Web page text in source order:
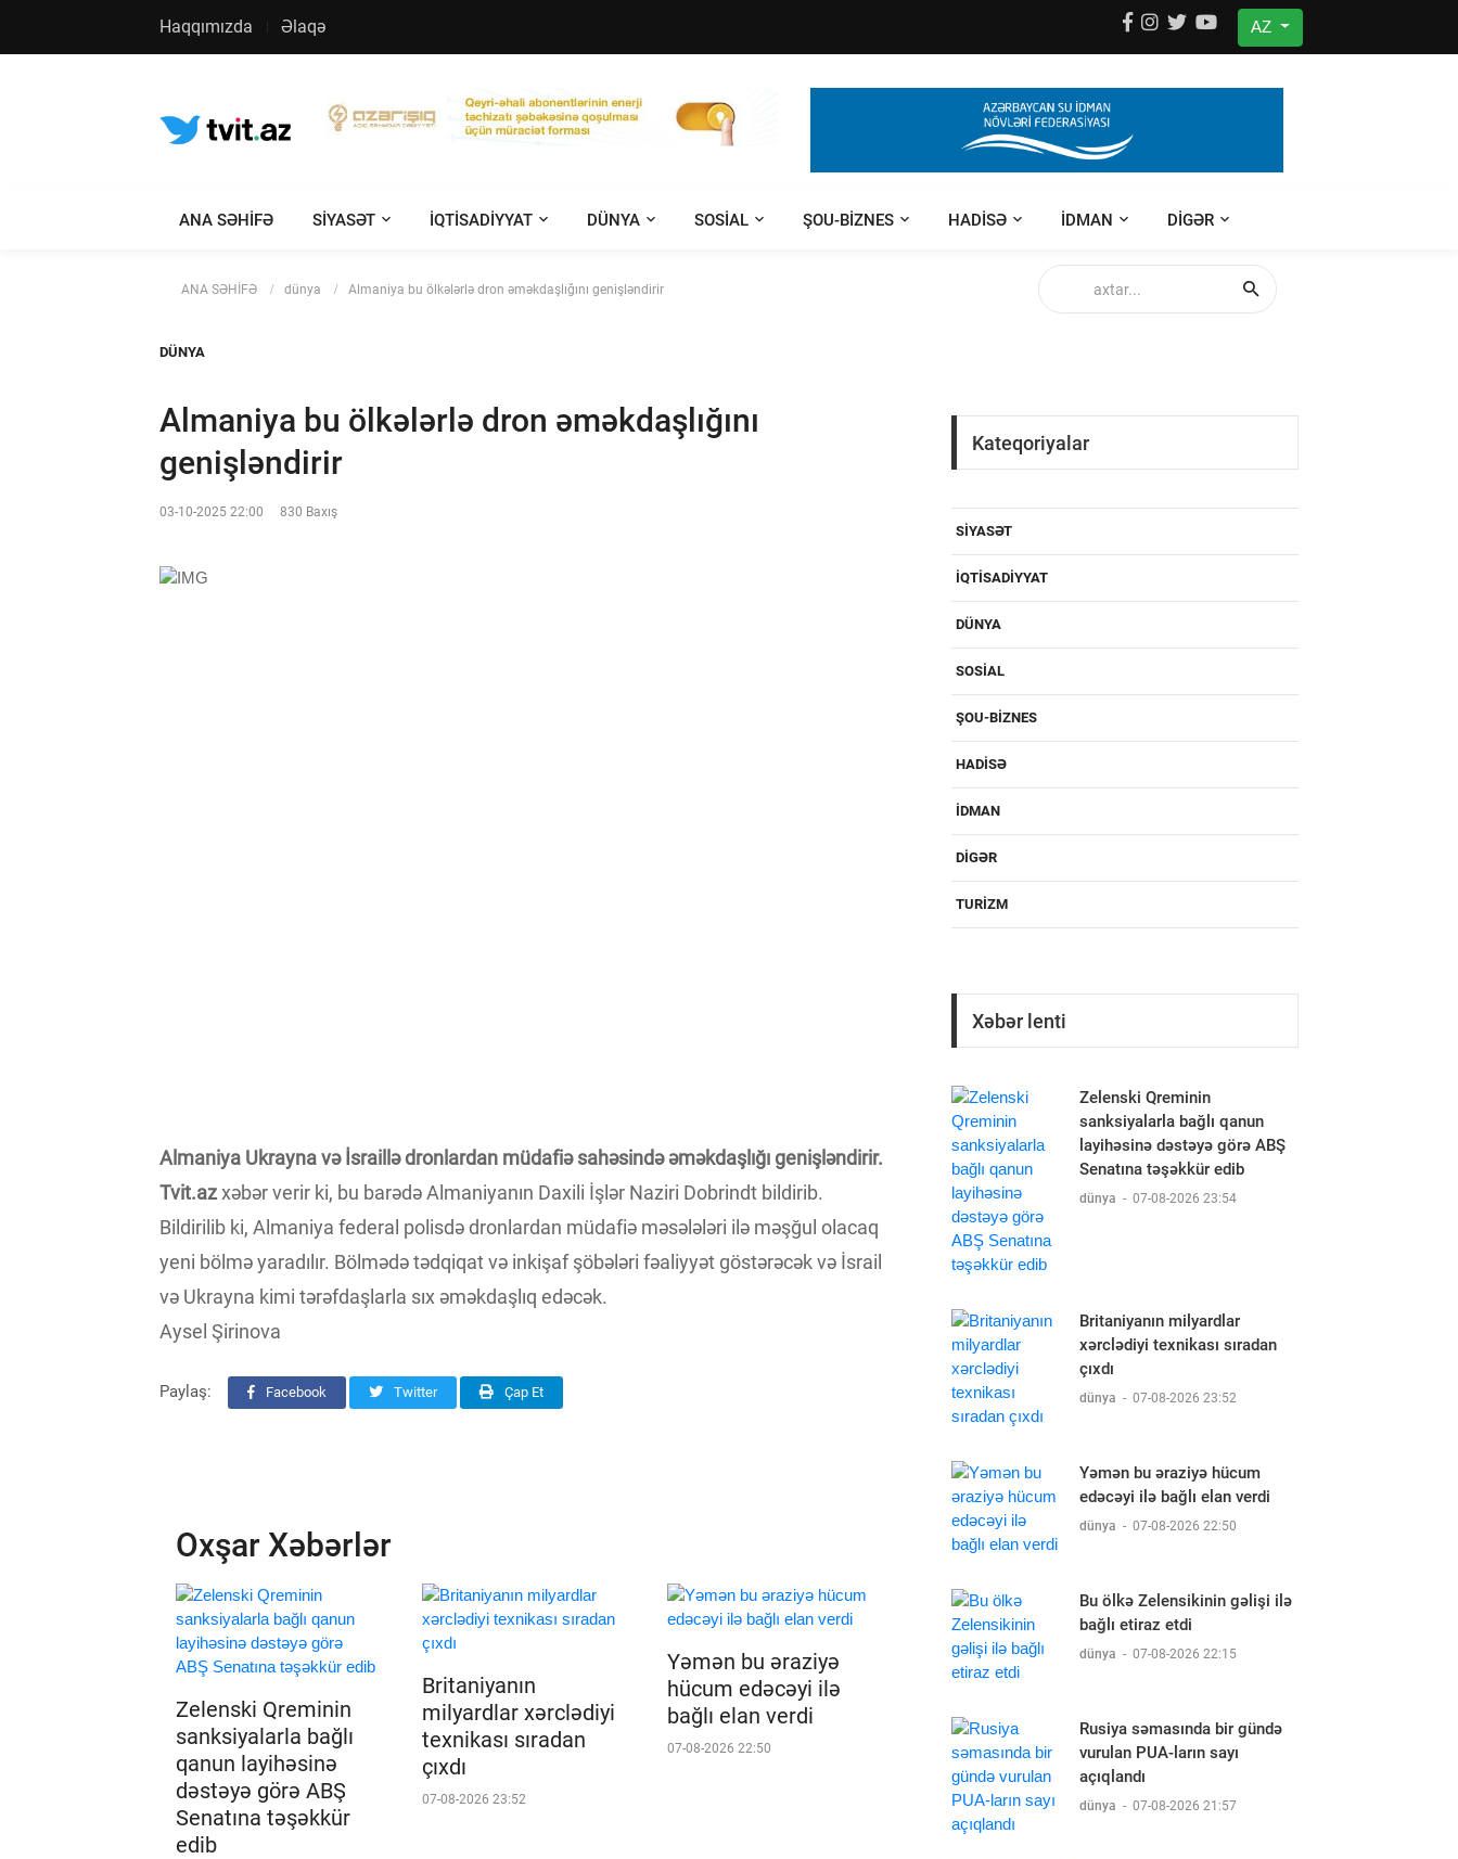
Haqqımızda Əlaqə AZ
ANA SƏHİFƏ SIYASƏT IQTISADIYYAT DÜNYA SOSIAL ŞOU-BIZNES HADISƏ IDMAN DIGƏR
ANA SƏHİFƏ dünya Almaniya bu ölkələrlə dron əməkdaşlığını genişləndirir
DÜNYA
Almaniya bu ölkələrlə dron əməkdaşlığını
genişləndirir
03-10-2025 22:00 830 Baxış
Almaniya Ukrayna və İsraillə dronlardan müdafiə sahəsində əməkdaşlığı genişləndirir.
Tvit.azxəbər verir ki, bu barədə Almaniyanın Daxili İşlər Naziri Dobrindt bildirib.
Bildirilib ki, Almaniya federal polisdə dronlardan müdafiə məsələləri ilə məşğul olacaq
yeni bölmə yaradılır. Bölmədə tədqiqat və inkişaf şöbələri fəaliyyət göstərəcək və İsrail
və Ukrayna kimi tərəfdaşlarla sıx əməkdaşlıq edəcək.
Aysel Şirinova
Paylaş: Facebook Twitter Çap Et
Oxşar Xəbərlər
Zelenski Qreminin
sanksiyalarla bağlı
qanun layihəsinə
dəstəyə görə ABŞ
Senatına təşəkkür
edib
Britaniyanın
milyardlar xərclədiyi
texnikası sıradan
çıxdı
07-08-2026 23:52
Yəmən bu əraziyə
hücum edəcəyi ilə
bağlı elan verdi
07-08-2026 22:50
Kateqoriyalar
SIYASƏT
IQTISADIYYAT
DÜNYA
SOSIAL
ŞOU-BIZNES
HADISƏ
IDMAN
DIGƏR
TURIZM
Xəbər lenti
Zelenski Qreminin
sanksiyalarla bağlı qanun
layihəsinə dəstəyə görə ABŞ
Senatına təşəkkür edib
dünya - 07-08-2026 23:54
Britaniyanın milyardlar
xərclədiyi texnikası sıradan
çıxdı
dünya - 07-08-2026 23:52
Yəmən bu əraziyə hücum
edəcəyi ilə bağlı elan verdi
dünya - 07-08-2026 22:50
Bu ölkə Zelensikinin gəlişi ilə
bağlı etiraz etdi
dünya - 07-08-2026 22:15
Rusiya səmasında bir gündə
vurulan PUA-ların sayı
açıqlandı
dünya - 07-08-2026 21:57